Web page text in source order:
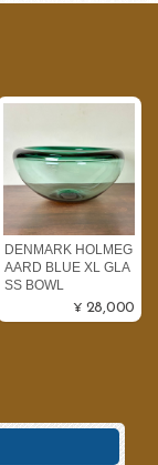
DENMARK HOLMEG
AARD BLUE XL GLA
SS BOWL
¥28,000